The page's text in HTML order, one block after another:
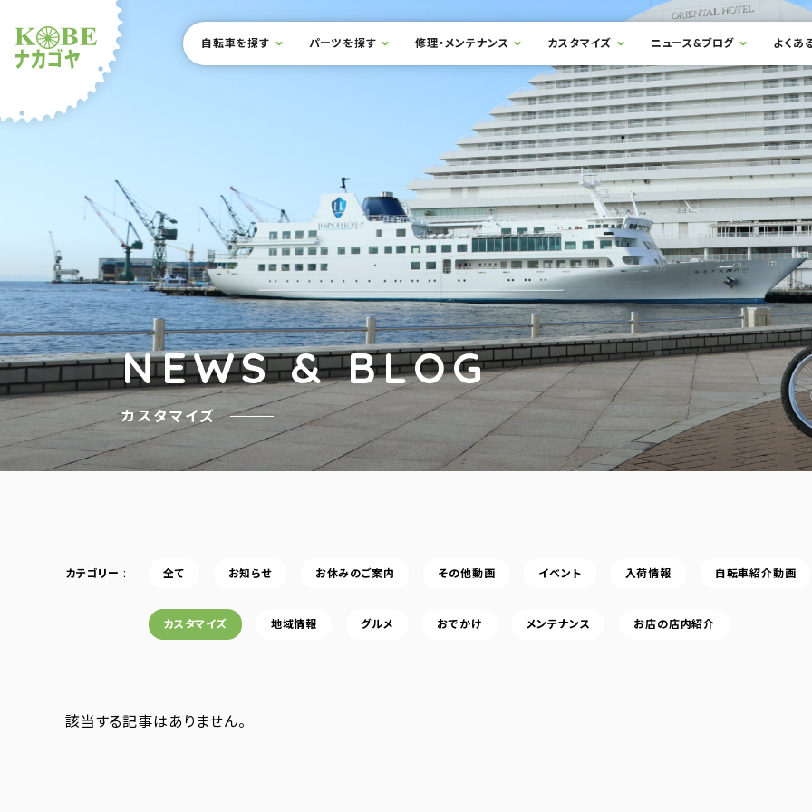
サイト内メニュー
本文までスキップ
自転車を探す パーツを探す 修理・メンテナンス カスタマイズ ニュース&ブログ よくあ
NEWS & BLOG
カスタマイズ
カテゴリー 全て お知らせ お休みのご案内 その他動画 イベント 入荷情報 自転車紹介動画
カスタマイズ 地域情報 グルメ おでかけ メンテナンス お店の店内紹介
該当する記事はありません。